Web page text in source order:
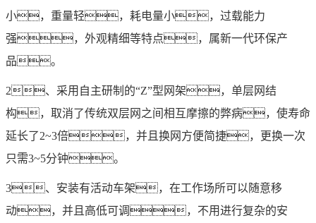
小，重量轻，耗电量小，过载能力
强，外观精细等特点，属新一代环保产
品。
2、采用自主研制的“Z”型网架，单层网结
构，取消了传统双层网之间相互摩擦的弊病，使寿命
延长了2~3倍，并且换网方便简捷，更换一次
只需3~5分钟。
3、安装有活动车架，在工作场所可以随意移
动，并且高低可调，不用进行复杂的安